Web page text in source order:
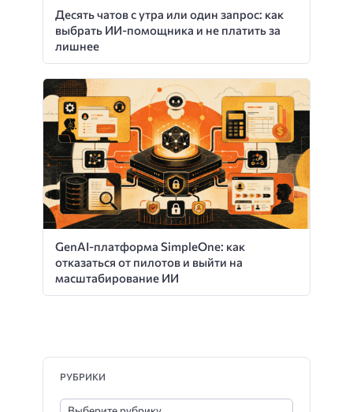
Десять чатов с утра или один запрос: как
выбрать ИИ-помощника и не платить за
лишнее
GenAI-платформа SimpleOne: как
отказаться от пилотов и выйти на
масштабирование ИИ
РУБРИКИ